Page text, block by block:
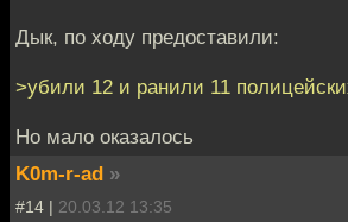
Дык, по ходу предоставили:
>убили 12 и ранили 11
Но мало оказалось
K0m-r-ad »
#14 | 20.03.12 13:35